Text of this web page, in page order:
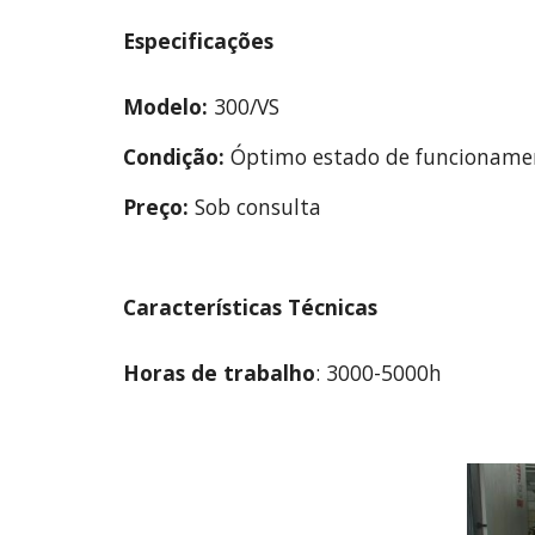
Especificações
Modelo: 300/VS
Condição: Óptimo estado de
Preço: Sob consulta
Características Técnicas
Horas de trabalho: 3000-5000h